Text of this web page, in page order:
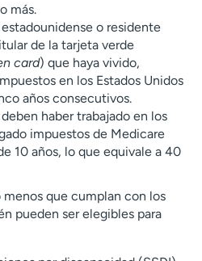
más.
o residente
de la tarjeta verde
card) que haya vivido,
en los Estados Unidos
años consecutivos.
haber trabajado en los
impuestos de Medicare
10 años, lo que equivale a 40
menos que cumplan con los
pueden ser elegibles para